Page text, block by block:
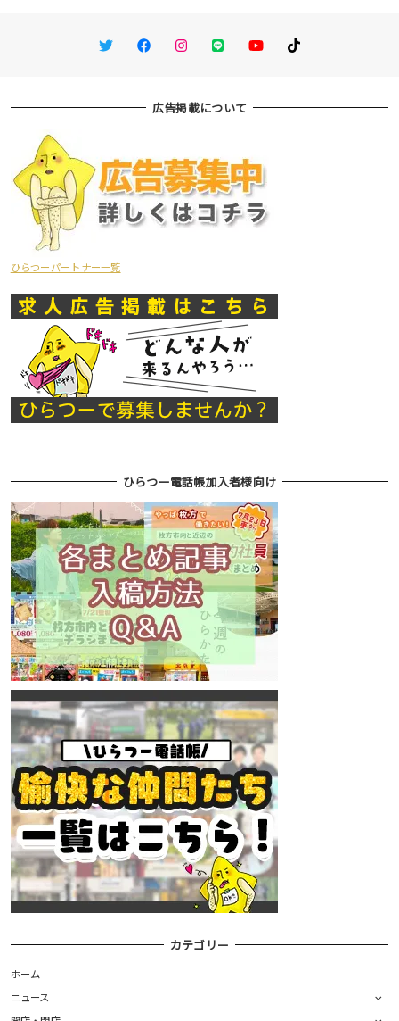
TwitterFacebookInstagram
LINE You TubeTikTok
広告掲載について
ひらつーパートナー一覧
ひらつー電話帳加入者様向け
カテゴリー
ホーム
ニュース